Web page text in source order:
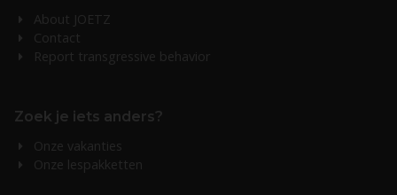
About JOETZ
Contact
Report transgressive behavior
Zoek je iets anders?
Onze vakanties
Onze lespakketten